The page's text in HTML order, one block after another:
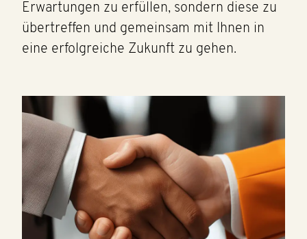
Erwartungen zu erfüllen, sondern diese zu
übertreffen und gemeinsam mit Ihnen in
eine erfolgreiche Zukunft zu gehen.